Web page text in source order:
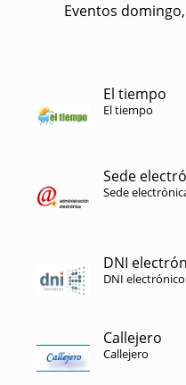
Eventos
El tiempo
El tiempo
Sede
Sede
DNI
DNI electrónico
Callejero
Callejero